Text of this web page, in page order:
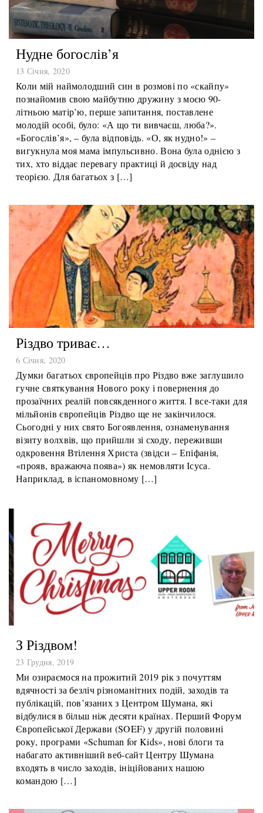
Нудне богослів’я
13 Січня, 2020
Коли мій наймолодший син в розмові по «скайпу»
познайомив свою майбутню дружину з моєю 90-
літньою матір’ю, перше запитання, поставлене
молодій особі, було: «А що ти вивчаєш, люба?».
«Богослів’я», – була відповідь. «О, як нудно!» –
вигукнула моя мама імпульсивно. Вона була однією з
тих, хто віддає перевагу практиці й досвіду над
Різдво триває…
6 Січня, 2020
Думки багатьох європейців про Різдво вже заглушило
гучне святкування Нового року і повернення до
прозаїчних реалій повсякденного життя. І все-таки для
мільйонів європейців Різдво ще не закінчилося.
Сьогодні у них свято Богоявлення, ознаменування
візиту волхвів, що прийшли зі сходу, переживши
одкровення Втілення Христа (звідси – Епіфанія,
«прояв, вражаюча поява») як немовляти Ісуса.
З Різдвом!
23 Грудня, 2019
Ми озираємося на прожитий 2019 рік з почуттям
вдячності за безліч різноманітних подій, заходів та
публікацій, пов’язаних з Центром Шумана, які
відбулися в більш ніж десяти країнах. Перший Форум
Європейської Держави (SOEF) у другій половині
року, програми «Schuman for Kids», нові блоги та
набагато активніший веб-сайт Центру Шумана
входять в число заходів, ініційованих нашою